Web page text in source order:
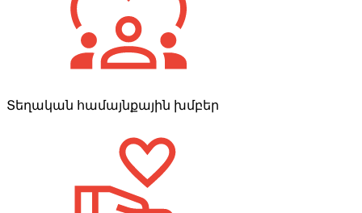
Տեղական համայնքային խմբեր